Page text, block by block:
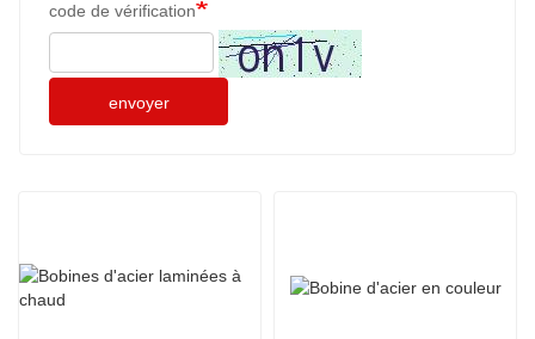
code de vérification
envoyer